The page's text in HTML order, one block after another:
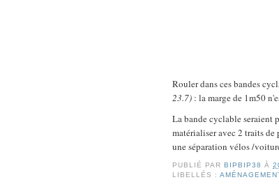
Rouler dans ces bandes
23.7) : la marge de 1m50
La bande cyclable seraient
matérialiser avec 2 traits
une séparation vélos /
PUBLIÉ PARBIPBIP38 À
LIBELLÉS :